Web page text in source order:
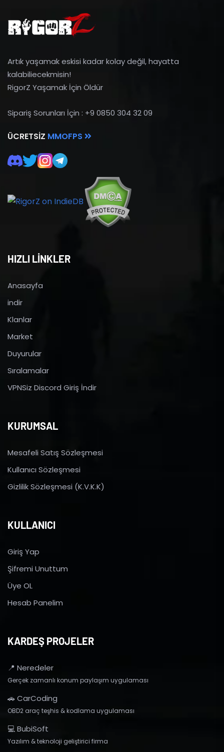
Artık yaşamak eskisi kadar kolay değil, hayatta
kalabiliecekmisin!
RigorZ Yaşamak İçin Öldür
Sipariş Sorunları İçin : +9 0850 304 32 09
ÜCRETSIZ MMOFPS
HIZLI LİNKLER
Anasayfa
indir
Klanlar
Market
Duyurular
Sıralamalar
VPNSiz Discord Giriş İndir
KURUMSAL
Mesafeli Satış Sözleşmesi
Kullanıcı Sözleşmesi
Gizlilik Sözleşmesi (K.V.K.K)
KULLANICI
Giriş Yap
Şifremi Unuttum
Üye OL
Hesab Panelim
KARDEŞ PROJELER
📍 Neredeler
Gerçek zamanlı konum paylaşım uygulaması
🚗 CarCoding
OBD2 araç teşhis & kodlama uygulaması
💻 BubiSoft
Yazılım & teknoloji geliştirici firma